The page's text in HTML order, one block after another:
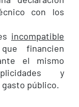
con los
incompatible
financien
el mismo
y
público.